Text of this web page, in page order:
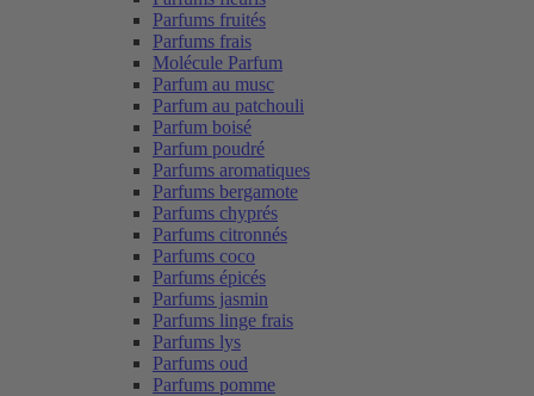
Parfums fruités
Parfums frais
Molécule Parfum
Parfum au musc
Parfum au patchouli
Parfum boisé
Parfum poudré
Parfums aromatiques
Parfums bergamote
Parfums chyprés
Parfums citronnés
Parfums coco
Parfums épicés
Parfums jasmin
Parfums linge frais
Parfums lys
Parfums oud
Parfums pomme